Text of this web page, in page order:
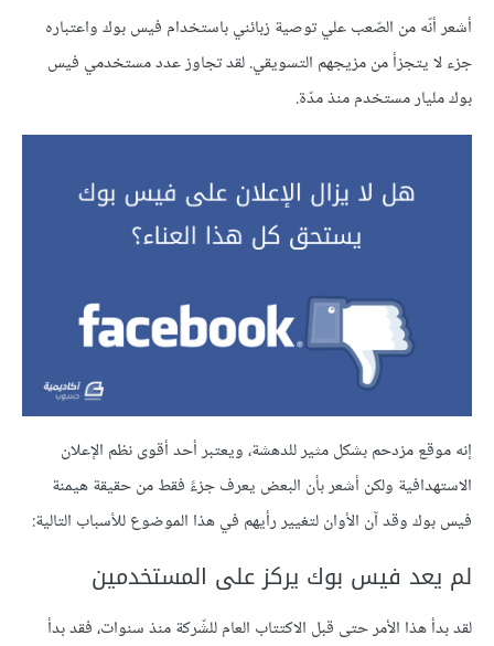
أشعر أنّه من الصّعب علي توصية زبائني باستخدام فيس بوك واعتباره
جزء لا يتجزأ من مزيجهم التسويقي. لقد تجاوز عدد مستخدمي فيس
بوك مليار مستخدم منذ مدّة.
إنه موقع مزدحم بشكل مثير للدهشة، ويعتبر أحد أقوى نظم الإعلان
الاستهدافية ولكن أشعر بأن البعض يعرف جزءً فقط من حقيقة هيمنة
فيس بوك وقد آن الأوان لتغيير رأيهم في هذا الموضوع للأسباب التالية:
لم يعد فيس بوك يركز على المستخدمين
لقد بدأ هذا الأمر حتى قبل الاكتتاب العام للشّركة منذ سنوات، فقد بدأ